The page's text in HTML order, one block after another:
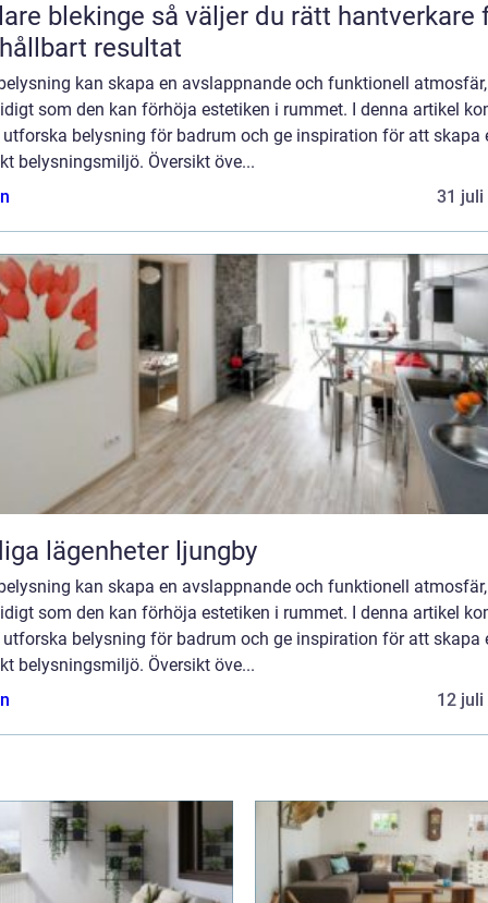
så väljer du rätt hantverkare för
resultat
kan skapa en avslappnande och funktionell atmosfär,
som den kan förhöja estetiken i rummet. I denna artikel
belysning för badrum och ge inspiration för att skapa
belysningsmiljö. Översikt öve...
31 juli
lägenheter ljungby
kan skapa en avslappnande och funktionell atmosfär,
som den kan förhöja estetiken i rummet. I denna artikel
belysning för badrum och ge inspiration för att skapa
belysningsmiljö. Översikt öve...
12 juli